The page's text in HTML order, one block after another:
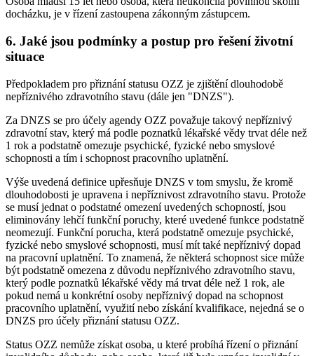
docházku, je v řízení zastoupena zákonným zástupcem.
6. Jaké jsou podmínky a postup pro řešení životní
situace
Předpokladem pro přiznání statusu OZZ je zjištění dlouhodobě
nepříznivého zdravotního stavu (dále jen "DNZS").
Za DNZS se pro účely agendy OZZ považuje takový nepříznivý
zdravotní stav, který má podle poznatků lékařské vědy trvat déle než
1 rok a podstatně omezuje psychické, fyzické nebo smyslové
schopnosti a tím i schopnost pracovního uplatnění.
Výše uvedená definice upřesňuje DNZS v tom smyslu, že kromě
dlouhodobosti je upravena i nepříznivost zdravotního stavu. Protože
se musí jednat o podstatné omezení uvedených schopností, jsou
eliminovány lehčí funkční poruchy, které uvedené funkce podstatně
neomezují. Funkční porucha, která podstatně omezuje psychické,
fyzické nebo smyslové schopnosti, musí mít také nepříznivý dopad
na pracovní uplatnění. To znamená, že některá schopnost sice může
být podstatně omezena z důvodu nepříznivého zdravotního stavu,
který podle poznatků lékařské vědy má trvat déle než 1 rok, ale
pokud nemá u konkrétní osoby nepříznivý dopad na schopnost
pracovního uplatnění, využití nebo získání kvalifikace, nejedná se o
DNZS pro účely přiznání statusu OZZ.
Status OZZ nemůže získat osoba, u které probíhá řízení o přiznání